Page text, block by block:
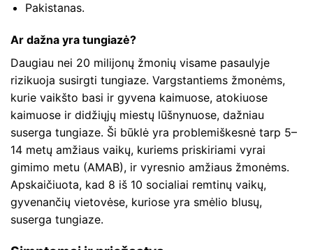
Pakistanas.
Ar dažna yra tungiazė?
Daugiau nei 20 milijonų žmonių visame pasaulyje
rizikuoja susirgti tungiaze. Vargstantiems žmonėms,
kurie vaikšto basi ir gyvena kaimuose, atokiuose
kaimuose ir didžiųjų miestų lūšnynuose, dažniau
suserga tungiaze. Ši būklė yra problemiškesnė tarp 5–
14 metų amžiaus vaikų, kuriems priskiriami vyrai
gimimo metu (AMAB), ir vyresnio amžiaus žmonėms.
Apskaičiuota, kad 8 iš 10 socialiai remtinų vaikų,
gyvenančių vietovėse, kuriose yra smėlio blusų,
suserga tungiaze.